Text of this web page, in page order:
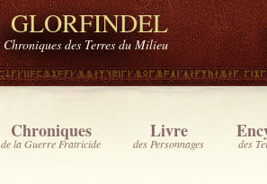
GLORFINDEL
Chroniques des Terres du Milieu
des
Livre
des Personnages
Chroniques
de la Guerre Fratricide